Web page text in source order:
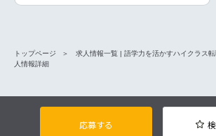
トップページ 求人情報一覧 | 語学力を活かすハイクラス
人情報詳細
応募する